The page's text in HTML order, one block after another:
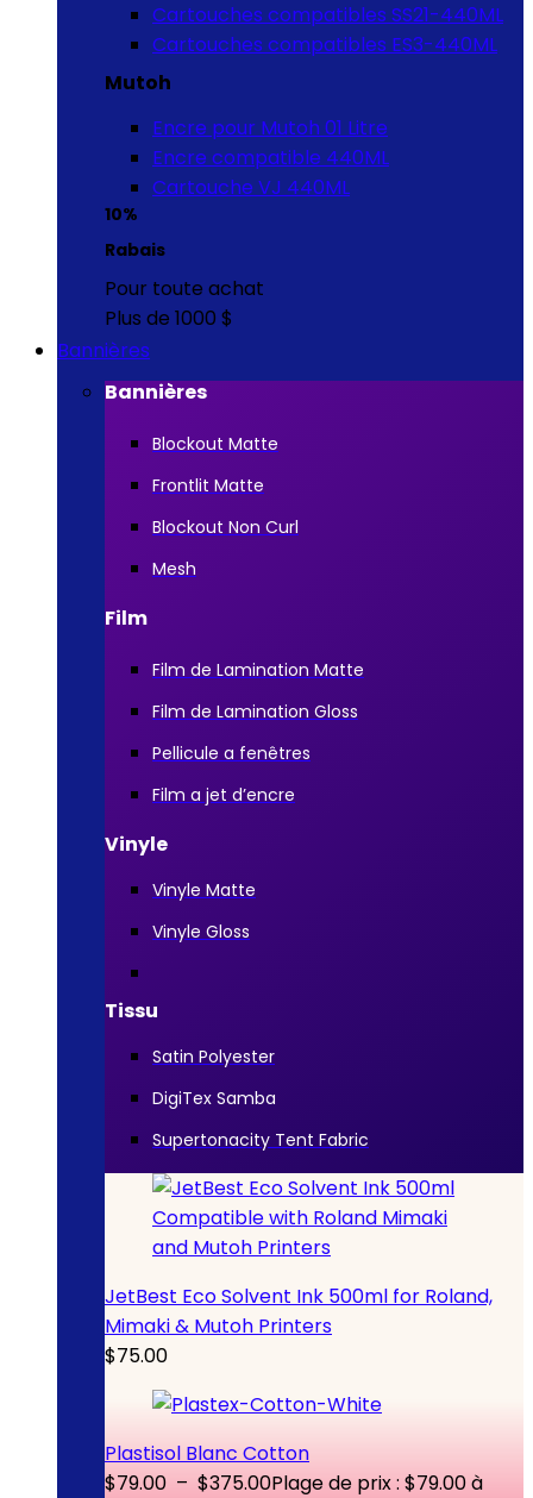
Cartouches compatibles SS21-440ML
Cartouches compatibles ES3-440ML
Mutoh
Encre pour Mutoh 01 Litre
Encre compatible 440ML
Cartouche VJ 440ML
10%
Rabais
Pour toute achat
Plus de 1000 $
Bannières
Bannières
Blockout Matte
Frontlit Matte
Blockout Non Curl
Mesh
Film
Film de Lamination Matte
Film de Lamination Gloss
Pellicule a fenêtres
Film a jet d’encre
Vinyle
Vinyle Matte
Vinyle Gloss
Tissu
Satin Polyester
DigiTex Samba
Supertonacity Tent Fabric
JetBest Eco Solvent Ink 500ml for Roland,
Mimaki & Mutoh Printers
$75.00
Plastisol Blanc Cotton
$79.00 – $375.00Plage de prix : $79.00 à